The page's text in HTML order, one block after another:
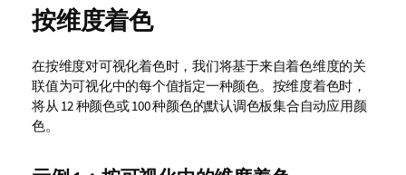
按维度着色
在按维度对可视化着色时，我们将基于来自着色维度的关
联值为可视化中的每个值指定一种颜色。按维度着色时，
将从 12 种颜色或 100 种颜色的默认调色板集合自动应用颜
色。